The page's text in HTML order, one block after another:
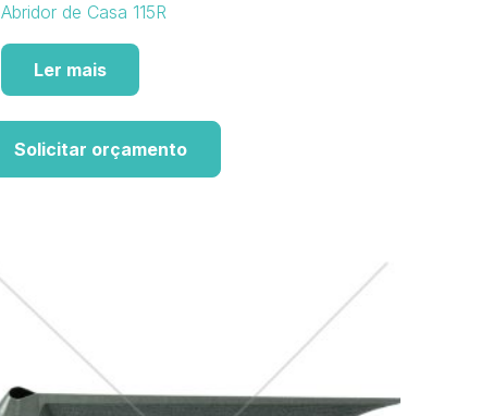
Abridor de Casa 115R
Ler mais
Solicitar orçamento